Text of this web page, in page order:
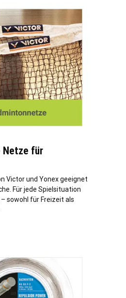
Netze für
Victor und Yonex geeignet
Für jede Spielsituation
sowohl für Freizeit als